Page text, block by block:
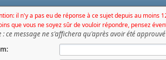
il n'y a pas eu de réponse à ce sujet depuis au moins
que vous ne soyez sûr de vouloir répondre, pensez
: ce message ne s'affichera qu'après avoir été